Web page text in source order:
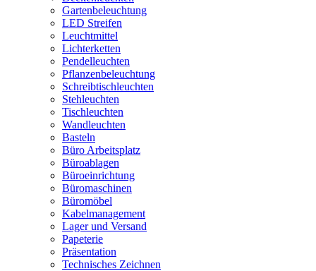
Gartenbeleuchtung
LED Streifen
Leuchtmittel
Lichterketten
Pendelleuchten
Pflanzenbeleuchtung
Schreibtischleuchten
Stehleuchten
Tischleuchten
Wandleuchten
Basteln
Büro Arbeitsplatz
Büroablagen
Büroeinrichtung
Büromaschinen
Büromöbel
Kabelmanagement
Lager und Versand
Papeterie
Präsentation
Technisches Zeichnen